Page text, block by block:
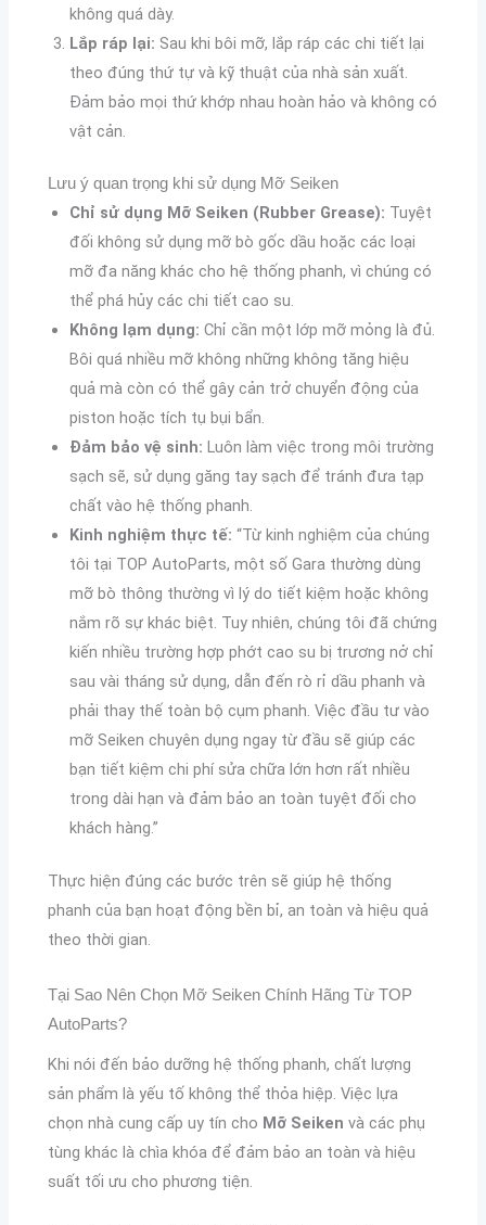
không quá dày.
Lắp ráp lại: Sau khi bôi mỡ, lắp ráp các chi tiết lại
theo đúng thứ tự và kỹ thuật của nhà sản xuất.
Đảm bảo mọi thứ khớp nhau hoàn hảo và không có
vật cản.
Lưu ý quan trọng khi sử dụng Mỡ Seiken
Chỉ sử dụng Mỡ Seiken (Rubber Grease): Tuyệt
đối không sử dụng mỡ bò gốc dầu hoặc các loại
mỡ đa năng khác cho hệ thống phanh, vì chúng có
thể phá hủy các chi tiết cao su.
Không lạm dụng: Chỉ cần một lớp mỡ mỏng là đủ.
Bôi quá nhiều mỡ không những không tăng hiệu
quả mà còn có thể gây cản trở chuyển động của
piston hoặc tích tụ bụi bẩn.
Đảm bảo vệ sinh: Luôn làm việc trong môi trường
sạch sẽ, sử dụng găng tay sạch để tránh đưa tạp
chất vào hệ thống phanh.
Kinh nghiệm thực tế: “Từ kinh nghiệm của chúng
tôi tại TOP AutoParts, một số Gara thường dùng
mỡ bò thông thường vì lý do tiết kiệm hoặc không
nắm rõ sự khác biệt. Tuy nhiên, chúng tôi đã chứng
kiến nhiều trường hợp phớt cao su bị trương nở chỉ
sau vài tháng sử dụng, dẫn đến rò rỉ dầu phanh và
phải thay thế toàn bộ cụm phanh. Việc đầu tư vào
mỡ Seiken chuyên dụng ngay từ đầu sẽ giúp các
bạn tiết kiệm chi phí sửa chữa lớn hơn rất nhiều
trong dài hạn và đảm bảo an toàn tuyệt đối cho
khách hàng.”
Thực hiện đúng các bước trên sẽ giúp hệ thống
phanh của bạn hoạt động bền bỉ, an toàn và hiệu quả
theo thời gian.
Tại Sao Nên Chọn Mỡ Seiken Chính Hãng Từ TOP
AutoParts?
Khi nói đến bảo dưỡng hệ thống phanh, chất lượng
sản phẩm là yếu tố không thể thỏa hiệp. Việc lựa
chọn nhà cung cấp uy tín cho Mỡ Seiken và các phụ
tùng khác là chìa khóa để đảm bảo an toàn và hiệu
suất tối ưu cho phương tiện.